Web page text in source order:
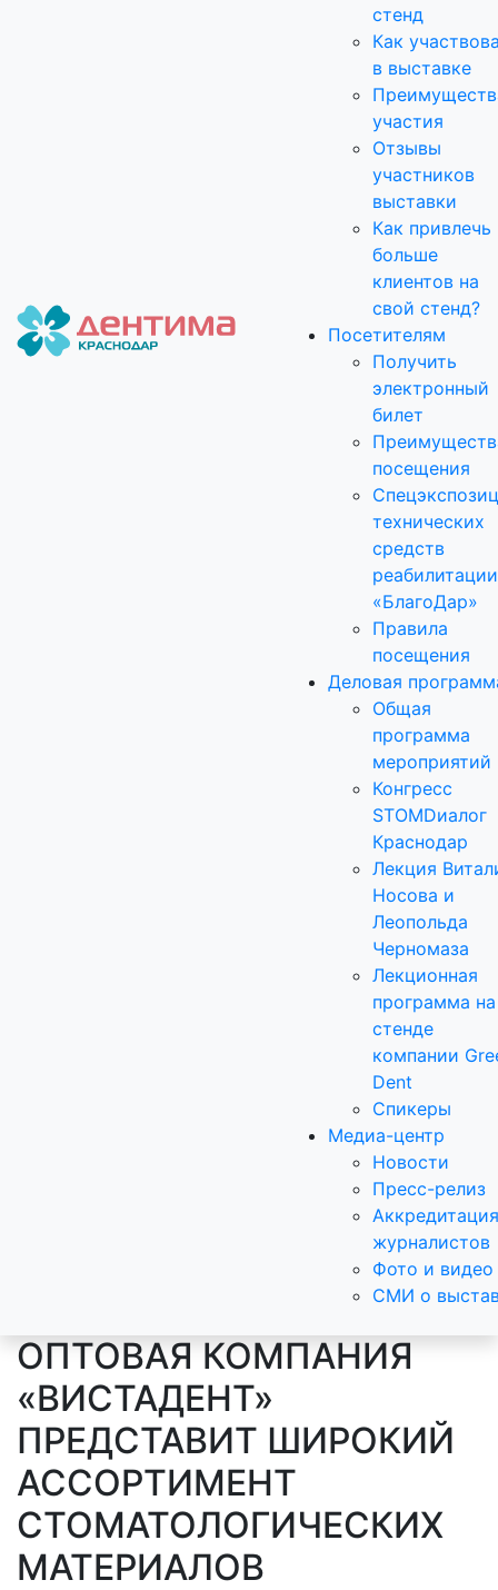
стенд
Как
в выставке
участия
Отзывы
участников
выставки
Как привлечь
больше
клиентов на
свой стенд?
Посетителям
Получить
электронный
билет
посещения
технических
средств
реабилитации
«БлагоДар»
Правила
посещения
Деловая
Общая
программа
мероприятий
Конгресс
STOMDиалог
Краснодар
Лекция
Носова и
Леопольда
Черномаза
Лекционная
программа на
стенде
компании
Dent
Спикеры
Медиа-центр
Новости
Пресс-релиз
Аккредитация
журналистов
Фото и видео
СМИ о
ОПТОВАЯ КОМПАНИЯ
«ВИСТАДЕНТ»
ПРЕДСТАВИТ ШИРОКИЙ
АССОРТИМЕНТ
СТОМАТОЛОГИЧЕСКИХ
МАТЕРИАЛОВ